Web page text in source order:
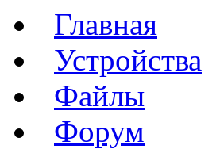
Главная
Устройства
Файлы
Форум